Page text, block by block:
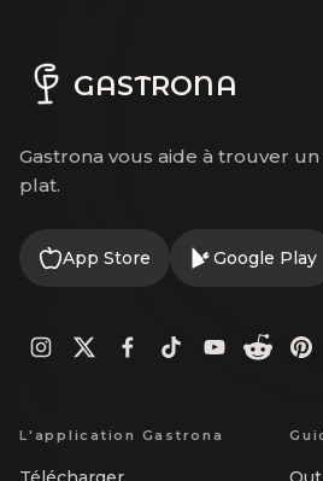
GASTRONA
Gastrona vous aide à trouver
plat.
App Store Google Play
L'application Gastrona